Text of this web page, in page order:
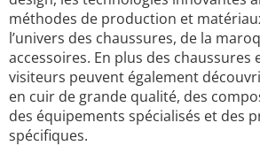
méthodes de production et
l’univers des chaussures, de la
accessoires. En plus des chaussures
visiteurs peuvent également
en cuir de grande qualité, des
des équipements spécialisés et des
spécifiques.